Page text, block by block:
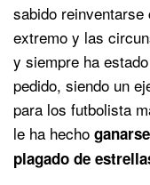
sabido
extremo y las
y siempre ha
pedido, siendo un
para los futbolista
le ha hecho
plagado de